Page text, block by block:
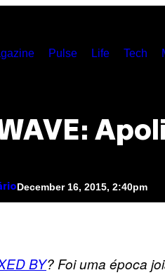
Pulse Life Tech
December 16, 2015, 2:40pm
BY? Foi uma época